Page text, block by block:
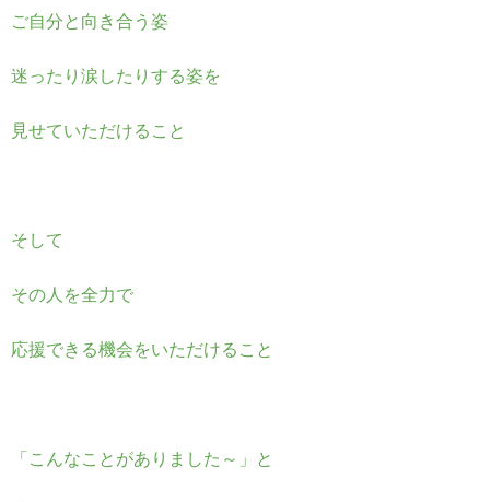
ご自分と向き合う姿
迷ったり涙したりする姿を
見せていただけること
そして
その人を全力で
応援できる機会をいただけること
「こんなことがありました～」と